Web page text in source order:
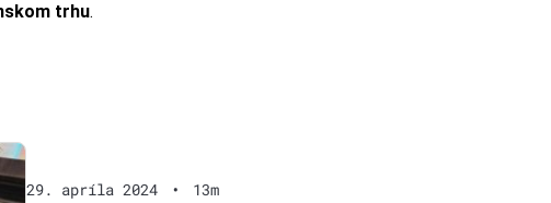
trhu.
29. apríla 2024 • 13m